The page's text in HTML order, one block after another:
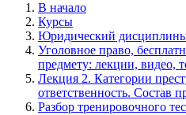
В начало
Курсы
Юридический
Уголовное право,
предмету: лекции, видео,
Лекция 2. Категории
ответственность. Состав
Разбор тренировочного